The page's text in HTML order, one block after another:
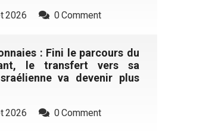
2026 0 Comment
: Fini le parcours du
le transfert vers sa
va devenir plus
2026 0 Comment